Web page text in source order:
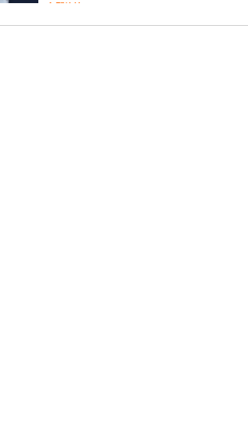
立即咨询
何斌锋 苏州市